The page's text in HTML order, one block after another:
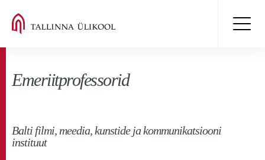
Emeriitprofessorid
Balti filmi, meedia, kunstide ja kommunikatsiooni
instituut